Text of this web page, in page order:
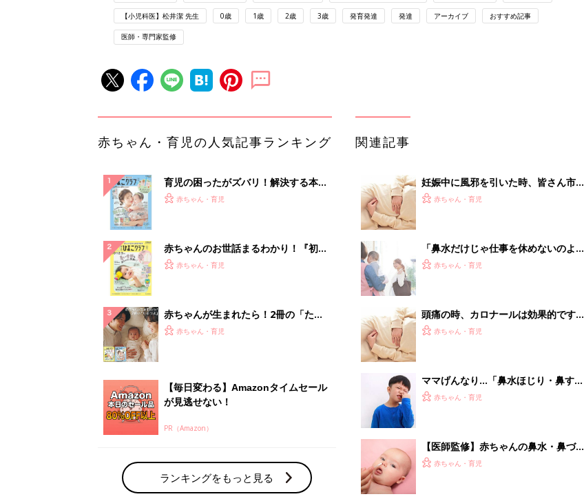
【小児科医】松井潔 先生 0歳 1歳 2歳 3歳 発育発達 発達 アーカイブ おすすめ記事
医師・専門家監修
赤ちゃん・育児の人気記事ランキング
育児の困ったがズバリ！解決する本
『ひよこクラブ 夏号』 4カ月～2才
赤ちゃん・育児
赤ちゃんのお世話まるわかり！『初め
てのひよこクラブ 夏号』〈巻頭大特
赤ちゃん・育児
赤ちゃんが生まれたら！2冊の「たま
ひよ」
赤ちゃん・育児
【毎日変わる】Amazonタイムセール
が見逃せない！
PR（Amazon）
ランキングをもっと見る
関連記事
妊娠中に風邪を引いた時、皆さん市販
のどの薬を買いますか？かかりつけの
赤ちゃん・育児
「鼻水だけじゃ仕事を休めないのよ」
「面談時に泣いてしまった…」園との
赤ちゃん・育児
頭痛の時、カロナールは効果的です
か？－”まいにちのたまひよ”に寄せら
赤ちゃん・育児
ママげんなり…「鼻水ほじり・鼻すす
り・鼻くそ食べ」のリスクとやめさせ
赤ちゃん・育児
【医師監修】赤ちゃんの鼻水・鼻づま
りのホームケアと「鼻吸い器」の上手
赤ちゃん・育児